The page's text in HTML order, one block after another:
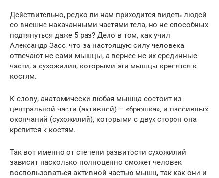
Действительно, редко ли нам приходится видеть людей
со внешне накачанными частями тела, но не способных
подтянуться даже 5 раз? Дело в том, как учил
Александр Засс, что за настоящую силу человека
отвечают не сами мышцы, а вернее не их срединные
части, а сухожилия, которыми эти мышцы крепятся к
костям.
К слову, анатомически любая мышца состоит из
центральной части (активной) – «брюшка», и пассивных
окончаний (сухожилий), которыми с двух сторон она
крепится к костям.
Так вот именно от степени развитости сухожилий
зависит насколько полноценно сможет человек
воспользоваться активной частью мышц, так как они и